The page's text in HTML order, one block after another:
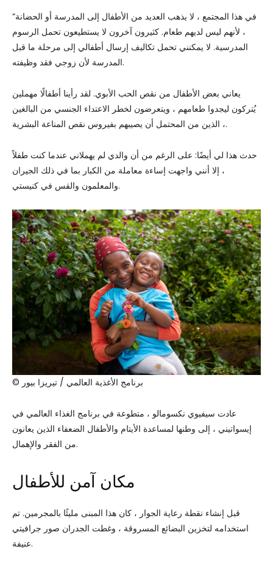
“في هذا المجتمع ، لا يذهب العديد من الأطفال إلى المدرسة أو الحضانة
، لأنهم ليس لديهم طعام. كثيرون آخرون لا يستطيعون تحمل الرسوم
المدرسية. لا يمكنني تحمل تكاليف إرسال أطفالي إلى مرحلة ما قبل
المدرسة لأن زوجي فقد وظيفته.
يعاني بعض الأطفال من نقص الحب الأبوي. لقد رأينا أطفالًا مهملين
يُتركون ليجدوا طعامهم ، ويتعرضون لخطر الاعتداء الجنسي من البالغين
، الذين من المحتمل أن يصيبهم بفيروس نقص المناعة البشرية.
حدث هذا لي أيضًا: على الرغم من أن والدي لم يهملاني عندما كنت طفلاً
، إلا أنني واجهت إساءة معاملة من الكبار بما في ذلك الجيران
والمعلمون والقس في كنيستي.
© برنامج الأغذية العالمي / تيريزا بيور
عادت سيفيوي نكسومالو ، متطوعة في برنامج الغذاء العالمي في
إيسواتيني ، إلى وطنها لمساعدة الأيتام والأطفال الضعفاء الذين يعانون
من الفقر والإهمال.
مكان آمن للأطفال
قبل إنشاء نقطة رعاية الجوار ، كان هذا المبنى مليئًا بالمجرمين. تم
استخدامه لتخزين البضائع المسروقة ، وغطت الجدران صور جرافيتي
عنيفة.